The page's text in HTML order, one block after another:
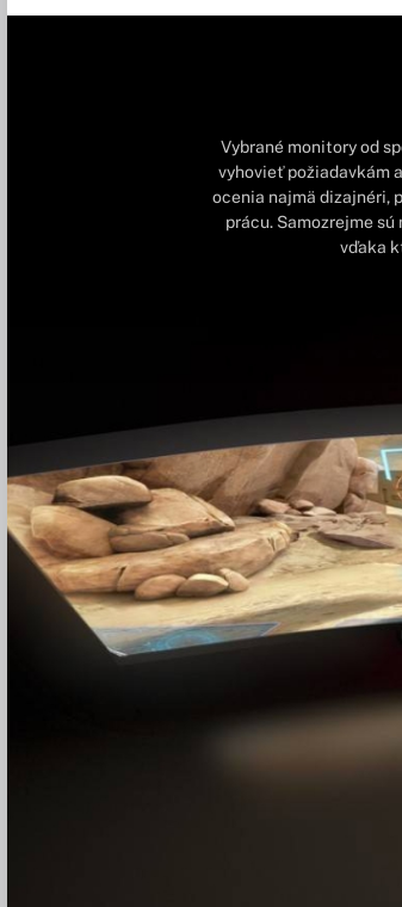
Vybrané monitory od
vyhovieť požiadavkám
ocenia najmä dizajnéri,
prácu. Samozrejme
vďaka